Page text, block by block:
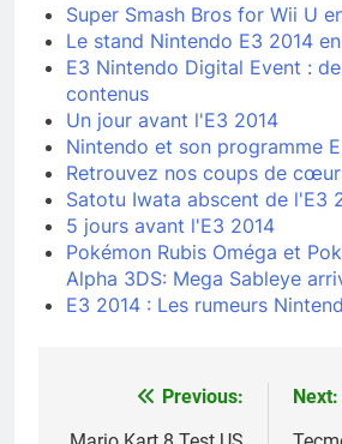
Super Smash Bros for Wii U
Le stand Nintendo E3 2014
E3 Nintendo Digital Event :
contenus
Un jour avant l'E3 2014
Nintendo et son programme
Retrouvez nos coups de
Satotu Iwata abscent de l'E3
5 jours avant l'E3 2014
Pokémon Rubis Oméga et
Alpha 3DS: Mega Sableye
E3 2014 : Les rumeurs
NavigationPrevious:
Next: